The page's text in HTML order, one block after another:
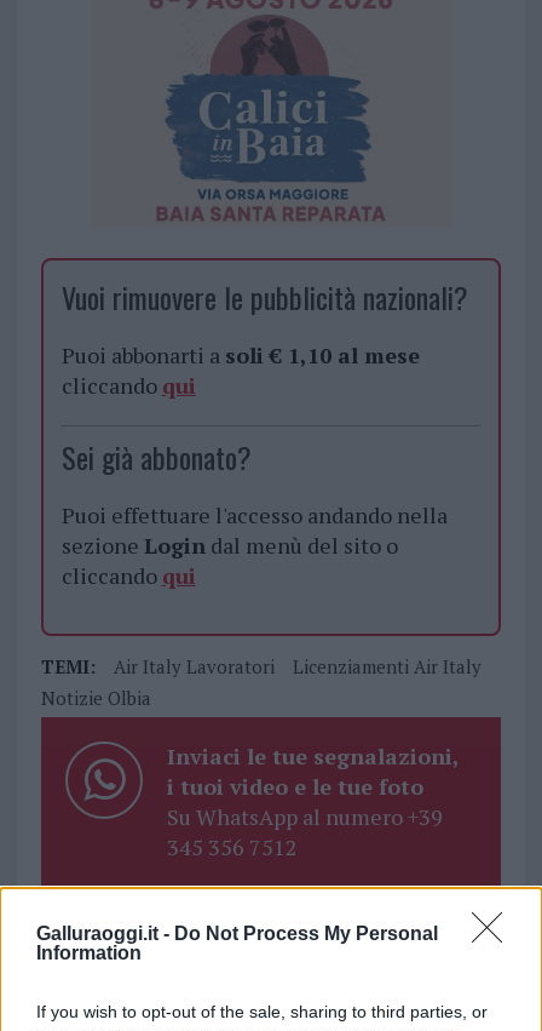
Galluraoggi.it - Do Not Process My Personal
Information
If you wish to opt-out of the sale, sharing to third parties, or
Vuoi rimuovere le pubblicità nazionali?
Puoi abbonarti a soli € 1,10 al mese
cliccando qui
Sei già abbonato?
Puoi effettuare l'accesso andando nella
sezione Logindal menù del sito o
cliccando qui
TEMI: Air Italy Lavoratori
Licenziamenti Air Italy
Notizie Olbia
Inviaci le tue segnalazioni,
i tuoi video e le tue foto
Su WhatsApp al numero +39
345 356 7512
Entra nel canale telegram di